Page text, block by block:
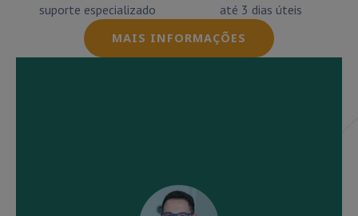
suporte especializado
até 3 dias úteis
MAIS INFORMAÇÕES